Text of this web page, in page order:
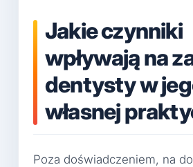
Jakie czynniki
wpływają na
dentysty w
własnej
Poza doświadczeniem, na